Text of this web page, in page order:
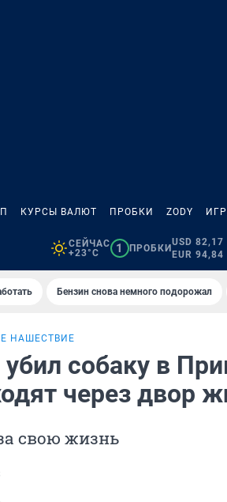
КУРСЫ ВАЛЮТ ПРОБКИ ZODY
СЕЙЧАС
+23°C
1 ПРОБКИ
USD 82,17
EUR 94,84
Бензин снова немного подорожал
НАШЕСТВИЕ
собаку в
через двор
свою жизнь